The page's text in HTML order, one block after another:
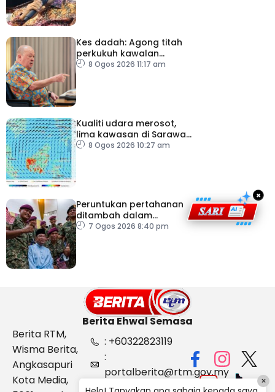
Kes dadah: Agong titah
perkukuh kawalan
lapangan terbang, pintu
8 Ogos 2026 11:17 am
Kualiti udara merosot,
lima kawasan di Sarawak
catat IPU tidak sihat
8 Ogos 2026 10:27 am
Peruntukan pertahanan
ditambah dalam
Belanjawan 2027
7 Ogos 2026 8:40 pm
×
Berita Ehwal Semasa
Berita RTM,
Wisma Berita,
Angkasapuri
Kota Media,
: +60322823119
:
portalberita@rtm.gov.my
: Aduan &
×